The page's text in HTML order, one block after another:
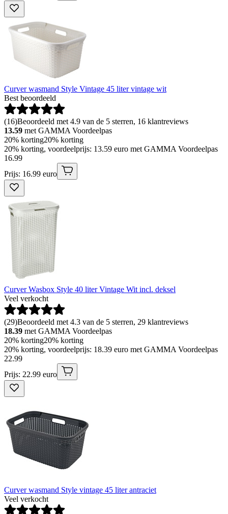
Curver wasmand Style Vintage 45 liter vintage wit
Best beoordeeld
(16)Beoordeeld met 4.9 van de 5 sterren, 16 klantreviews
13.59 met GAMMA Voordeelpas
20% korting20% korting
20% korting, voordeelprijs: 13.59 euro met GAMMA Voordeelpas
16.99
Prijs: 16.99 euro
Curver Wasbox Style 40 liter Vintage Wit incl. deksel
Veel verkocht
(29)Beoordeeld met 4.3 van de 5 sterren, 29 klantreviews
18.39 met GAMMA Voordeelpas
20% korting20% korting
20% korting, voordeelprijs: 18.39 euro met GAMMA Voordeelpas
22.99
Prijs: 22.99 euro
Curver wasmand Style vintage 45 liter antraciet
Veel verkocht